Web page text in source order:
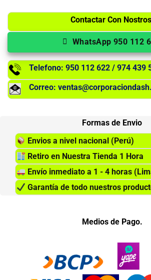
Contactar Con
WhatsApp 950 112
Telefono: 950 112 622 / 974 439
Correo:
Formas de Envio
Envios a nivel nacional (Perú)
Retiro en Nuestra Tienda 1 Hora
Envío inmediato a 1 - 4 horas
Garantía de todo nuestros
Medios de Pago.